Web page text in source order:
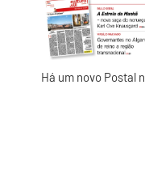
Há um novo Postal